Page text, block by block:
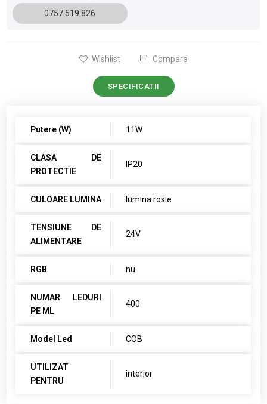
0757 519 826
Wishlist Compara
SPECIFICATII
Putere (W) 11W
CLASA DE
PROTECTIE
IP20
CULOARE LUMINA lumina rosie
TENSIUNE DE
ALIMENTARE
24V
RGB nu
NUMAR LEDURI
PE ML
400
Model Led COB
UTILIZAT
PENTRU
interior